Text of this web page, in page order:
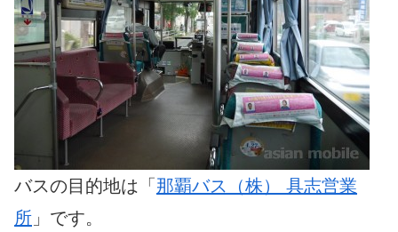
バスの目的地は「 那覇バス（株） 具志営業
所 」です。